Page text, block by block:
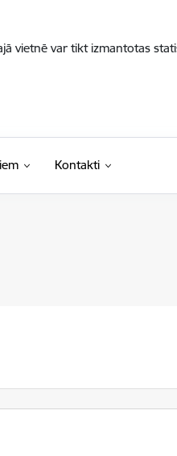
vietnē var tikt izmantotas
Kontakti